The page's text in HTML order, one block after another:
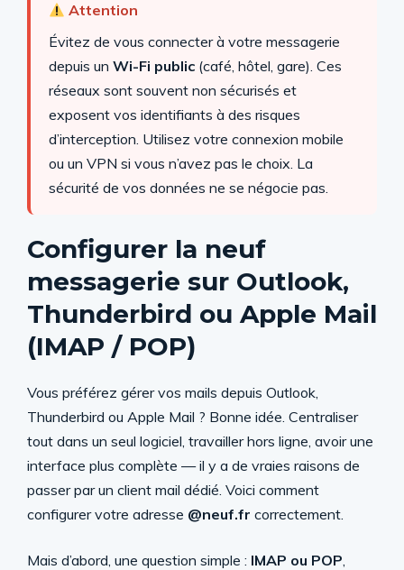
Attention
Évitez de vous connecter à votre messagerie
depuis un Wi-Fi public (café, hôtel, gare). Ces
réseaux sont souvent non sécurisés et
exposent vos identifiants à des risques
d’interception. Utilisez votre connexion mobile
ou un VPN si vous n’avez pas le choix. La
sécurité de vos données ne se négocie pas.
Configurer la neuf
messagerie sur Outlook,
Thunderbird ou Apple Mail
(IMAP / POP)
Vous préférez gérer vos mails depuis Outlook,
Thunderbird ou Apple Mail ? Bonne idée. Centraliser
tout dans un seul logiciel, travailler hors ligne, avoir une
interface plus complète — il y a de vraies raisons de
passer par un client mail dédié. Voici comment
configurer votre adresse @neuf.fr correctement.
Mais d’abord, une question simple : IMAP ou POP,